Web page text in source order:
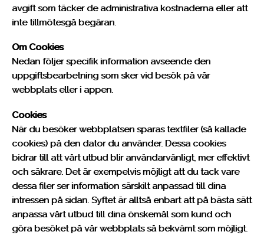
avgift som täcker de administrativa kostnaderna eller att
inte tillmötesgå begäran.
Om Cookies
Nedan följer specifik information avseende den
uppgiftsbearbetning som sker vid besök på vår
webbplats eller i appen.
Cookies
När du besöker webbplatsen sparas textfiler (så kallade
cookies) på den dator du använder. Dessa cookies
bidrar till att vårt utbud blir användarvänligt, mer effektivt
och säkrare. Det är exempelvis möjligt att du tack vare
dessa filer ser information särskilt anpassad till dina
intressen på sidan. Syftet är alltså enbart att på bästa sätt
anpassa vårt utbud till dina önskemål som kund och
göra besöket på vår webbplats så bekvämt som möjligt.